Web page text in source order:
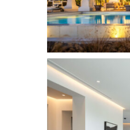
orientación sur y su
amanecer hasta el
La cocina exterior
entretenimiento al
diseñada para
medidas de
mientras que el
garantiza la
aparcamiento
El Marbella Club Golf
definido por la